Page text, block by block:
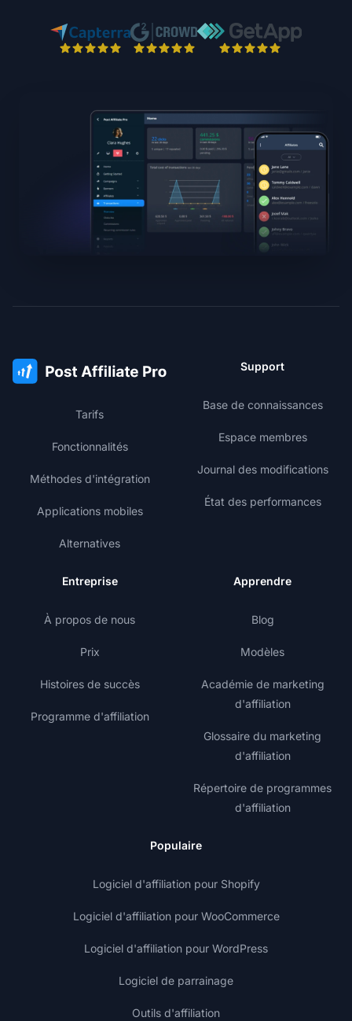
Tarifs
Fonctionnalités
Méthodes d'intégration
Applications mobiles
Alternatives
Support
Base de connaissances
Espace membres
Journal des modifications
État des performances
Entreprise
À propos de nous
Prix
Histoires de succès
Programme d'affiliation
Apprendre
Blog
Modèles
Académie de marketing
d'affiliation
Glossaire du marketing
d'affiliation
Répertoire de programmes
d'affiliation
Populaire
Logiciel d'affiliation pour Shopify
Logiciel d'affiliation pour WooCommerce
Logiciel d'affiliation pour WordPress
Logiciel de parrainage
Outils d'affiliation